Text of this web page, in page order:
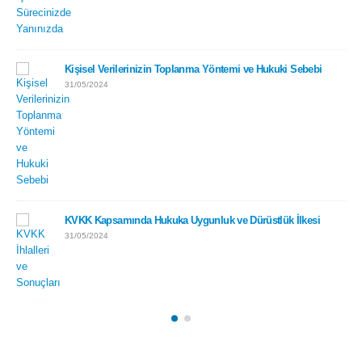
Kişisel Verilerinizin Toplanma Yöntemi ve Hukuki Sebebi
31/05/2024
KVKK Kapsamında Hukuka Uygunluk ve Dürüstlük İlkesi
31/05/2024